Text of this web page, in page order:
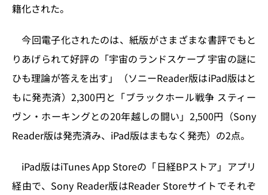
籍化された。
今回電子化されたのは、紙版がさまざまな書評でもと
りあげられて好評の「宇宙のランドスケープ 宇宙の謎に
ひも理論が答えを出す」（ソニーReader版はiPad版はと
もに発売済）2,300円と「ブラックホール戦争 スティー
ヴン・ホーキングとの20年越しの闘い」2,500円（Sony
Reader版は発売済み、iPad版はまもなく発売）の2点。
iPad版はiTunes App Storeの「日経BPストア」アプリ
経由で、Sony Reader版はReader Storeサイトでそれぞ